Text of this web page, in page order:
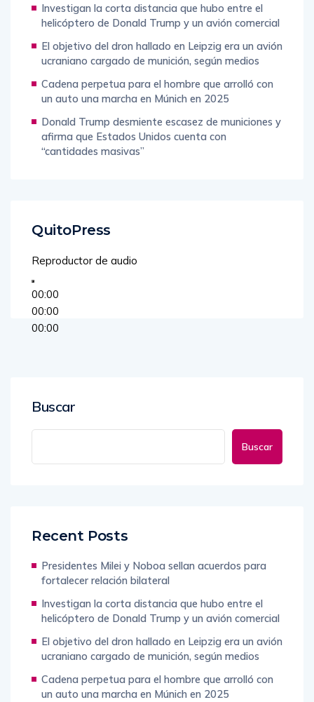
Investigan la corta distancia que hubo entre el
helicóptero de Donald Trump y un avión comercial
El objetivo del dron hallado en Leipzig era un avión
ucraniano cargado de munición, según medios
Cadena perpetua para el hombre que arrolló con
un auto una marcha en Múnich en 2025
Donald Trump desmiente escasez de municiones y
afirma que Estados Unidos cuenta con
“cantidades masivas”
QuitoPress
Reproductor de audio
00:00
00:00
00:00
Buscar
Buscar
Recent Posts
Presidentes Milei y Noboa sellan acuerdos para
fortalecer relación bilateral
Investigan la corta distancia que hubo entre el
helicóptero de Donald Trump y un avión comercial
El objetivo del dron hallado en Leipzig era un avión
ucraniano cargado de munición, según medios
Cadena perpetua para el hombre que arrolló con
un auto una marcha en Múnich en 2025